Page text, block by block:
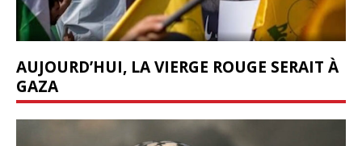
AUJOURD’HUI, LA VIERGE ROUGE SERAIT À
GAZA